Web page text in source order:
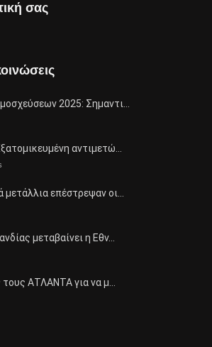
σας
2025: Σημαντι…
αντιμετώ…
επέστρεψαν οι…
μεταβαίνει η Εθν…
τους ΑΤΛΑΝΤΑ για να μ…